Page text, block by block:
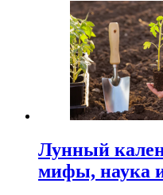
Лунный
мифы, наука